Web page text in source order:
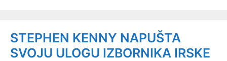
STEPHEN KENNY NAPUŠTA
SVOJU ULOGU IZBORNIKA IRSKE